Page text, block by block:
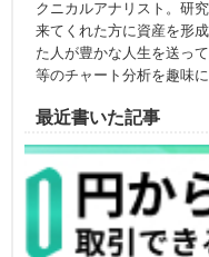
クニカルアナリスト。研
来てくれた方に資産を形
た人が豊かな人生を送っ
等のチャート分析を趣味に
最近書いた記事